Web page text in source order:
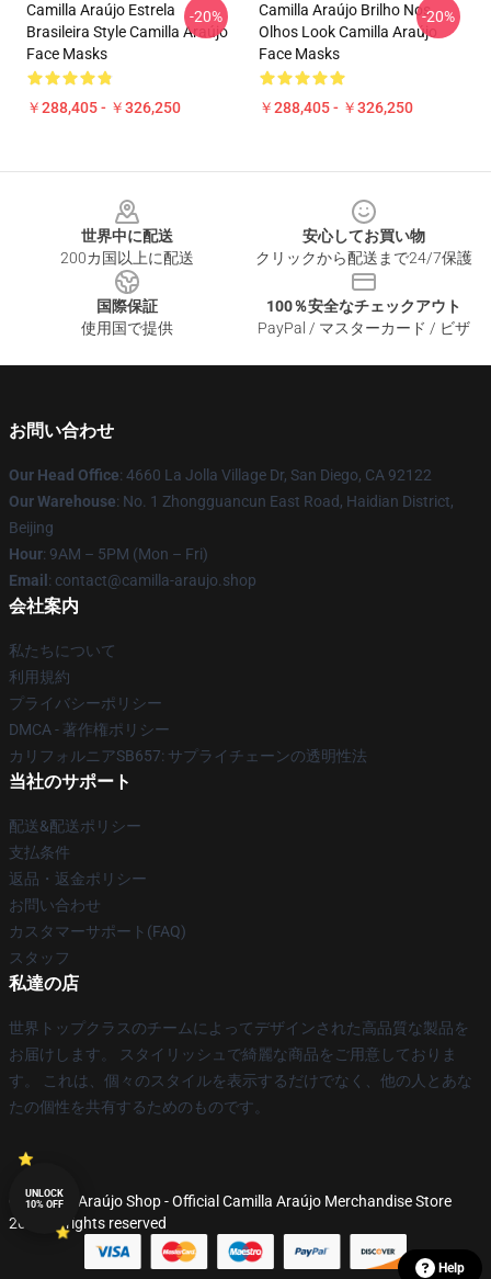
Camilla Araújo Estrela
Brasileira Style Camilla Araújo
Face Masks
￥288,405 - ￥326,250
-20%
Camilla Araújo Brilho Nos
Olhos Look Camilla Araújo
Face Masks
￥288,405 - ￥326,250
-20%
世界中に配送
200カ国以上に配送
安心してお買い物
クリックから配送まで24/7保護
国際保証
使用国で提供
100％安全なチェックアウト
PayPal / マスターカード / ビザ
お問い合わせ
Our Head Office: 4660 La Jolla Village Dr, San Diego, CA 92122
Our Warehouse: No. 1 Zhongguancun East Road, Haidian District,
Beijing
Hour: 9AM – 5PM (Mon – Fri)
Email : contact@camilla-araujo.shop
会社案内
私たちについて
利用規約
プライバシーポリシー
DMCA - 著作権ポリシー
カリフォルニアSB657: サプライチェーンの透明性法
当社のサポート
配送&配送ポリシー
支払条件
返品・返金ポリシー
お問い合わせ
カスタマーサポート(FAQ)
スタッフ
私達の店
世界トップクラスのチームによってデザインされた高品質な製品を
お届けします。 スタイリッシュで綺麗な商品をご用意しておりま
す。 これは、個々のスタイルを表示するだけでなく、他の人とあな
たの個性を共有するためのものです。
© Camilla Araújo Shop - Official Camilla Araújo Merchandise Store
2026 all rights reserved
UNLOCK
10% OFF
Help